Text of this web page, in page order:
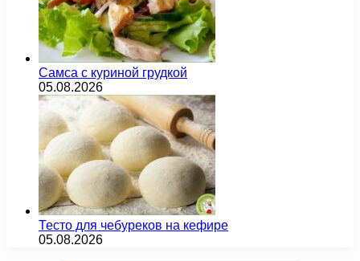
Самса с куриной грудкой
05.08.2026
Тесто для чебуреков на кефире
05.08.2026